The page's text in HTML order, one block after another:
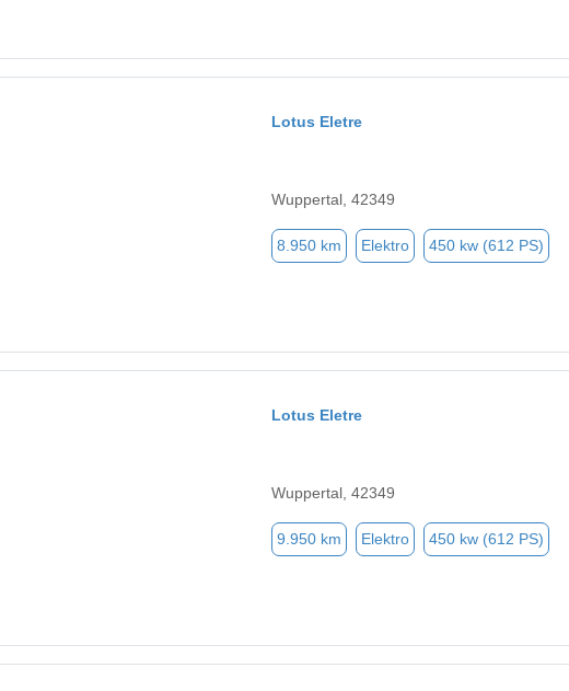
Lotus Eletre
Wuppertal, 42349
8.950 km Elektro 450 kw (612 PS)
Lotus Eletre
Wuppertal, 42349
9.950 km Elektro 450 kw (612 PS)